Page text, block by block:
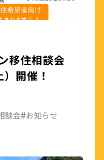
移住相談会
開催！
談会#お知らせ